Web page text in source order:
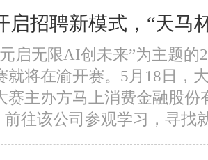
启招聘新模式，“天马
启无限AI创未来”为主题的
就将在渝开赛。5月18日，
赛主办方马上消费金融股份
前往该公司参观学习，寻找